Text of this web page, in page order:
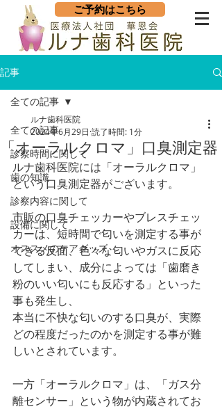
ご予約はこちら
記事
全ての記事
診察時間に関して
歯の知識
診察内容に関して
設備に関して
オススメのケアグッズ
全ての記事
「オーラルクロマ」口臭測定器
ルナ歯科医院
2024年6月29日 読了時間: 1分
ルナ歯科医院には「オーラルクロマ」
という口臭測定器がございます。
市販の口臭チェッカーやブレスチェッ
カーは、短時間で匂いを測定する事が
できる反面、色々な匂いやガスに反応
してしまい、成分によっては「歯磨き
粉のいい匂いにも反応する」といった
事も発生し、
本当に不快な匂いのする口臭が、実際
どの程度だったのかを測定する事が難
しいとされています。
一方「オーラルクロマ」は、「ガス分
離センサー」という物が内蔵されてお